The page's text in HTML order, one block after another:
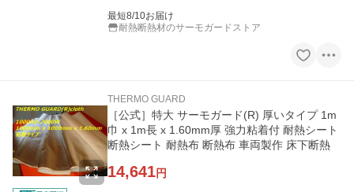
最短8/10お届け
耐熱断熱材のサーモガードストア
THERMO GUARD
［公式］特大 サーモガード(R) 厚いタイプ 1m
巾 x 1m長 x 1.60mm厚 強力粘着付 耐熱シート
断熱シート 耐熱布 断熱布 車両製作 床下断熱
14,641円